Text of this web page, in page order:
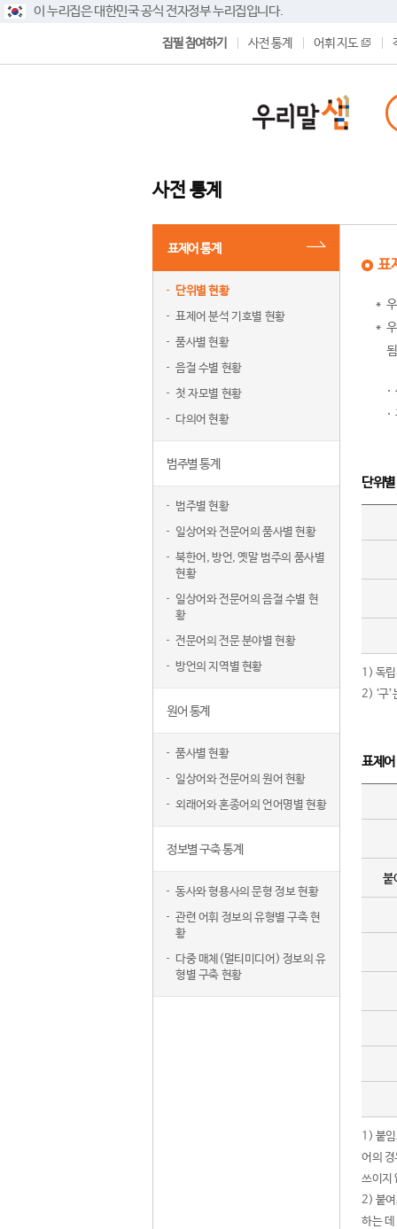
이 누리집은 대한민국 공식 전자정부 누리집입니다.
집필 참여하기 사전 통계 어휘 지도
사전 통계
표제어 통계
단위별 현황
표제어 분석 기호별 현황
품사별 현황
음절 수별 현황
첫 자모별 현황
다의어 현황
범주별 통계
범주별 현황
일상어와 전문어의 품사별 현황
북한어, 방언, 옛말 범주의 품사별
현황
일상어와 전문어의 음절 수별 현
황
전문어의 전문 분야별 현황
방언의 지역별 현황
원어 통계
품사별 현황
일상어와 전문어의 원어 현황
외래어와 혼종어의 언어명별 현황
정보별 구축 통계
동사와 형용사의 문형 정보 현황
관련 어휘 정보의 유형별 구축 현
황
다중 매체(멀티미디어) 정보의 유
형별 구축 현황
표
단위
1) 독립
2) ‘구
표제
붙
1) 붙
어의
쓰이지
2) 붙여
하는